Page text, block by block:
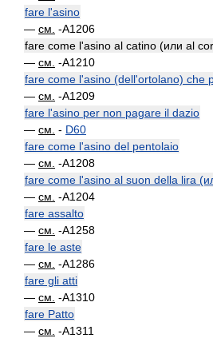
fare l'asino
— см. -A1206
fare come l'asino al catino (или al
— см. -A1210
fare come l'asino (dell'ortolano) che
— см. -A1209
fare l'asino per non pagare il dazio
— см. - D60
fare come l'asino del pentolaio
— см. -A1208
fare come l'asino al suon della lira
— см. -A1204
fare assalto
— см. -A1258
fare le aste
— см. -A1286
fare gli atti
— см. -A1310
fare Patto
— см. -A1311